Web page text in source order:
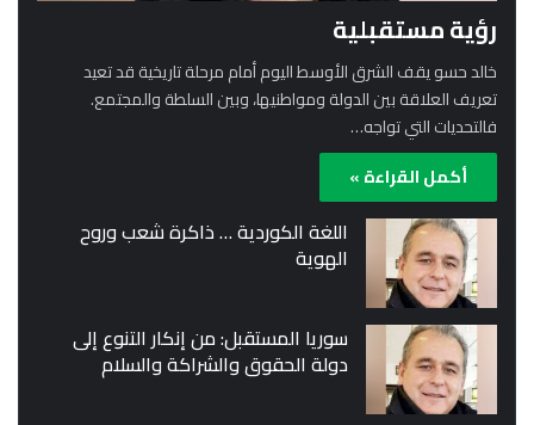
رؤية مستقبلية
خالد حسو يقف الشرق الأوسط اليوم أمام مرحلة تاريخية قد تعيد
تعريف العلاقة بين الدولة ومواطنيها، وبين السلطة والمجتمع.
فالتحديات التي تواجه…
أكمل القراءة »
اللغة الكوردية … ذاكرة شعب وروح
الهوية
سوريا المستقبل: من إنكار التنوع إلى
دولة الحقوق والشراكة والسلام